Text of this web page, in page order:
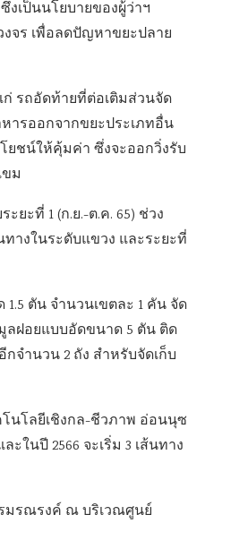
งเป็นนโยบายของผู้ว่าฯ
จร เพื่อลดปัญหาขยะปลาย
รถอัดท้ายที่ต่อเติมส่วนจัด
หารออกจากขยะประเภทอื่น
ยชน์ให้คุ้มค่า ซึ่งจะออกวิ่งรับ
ม
ยะที่ 1 (ก.ย.-ต.ค. 65) ช่วง
ทางในระดับแขวง และระยะที่
ตัน จำนวนเขตละ 1 คัน จัด
ลฝอยแบบอัดขนาด 5 ตัน ติด
จำนวน 2 ถัง สำหรับจัดเก็บ
โนโลยีเชิงกล-ชีวภาพ อ่อนนุซ
ในปี 2566 จะเริ่ม 3 เส้นทาง
รมรณรงค์ ณ บริเวณศูนย์